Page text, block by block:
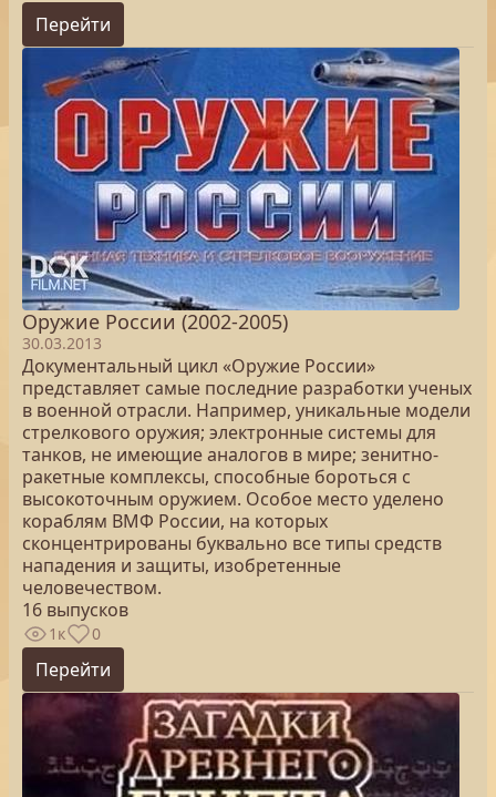
Перейти
Оружие России (2002-2005)
30.03.2013
Документальный цикл «Оружие России»
представляет самые последние разработки ученых
в военной отрасли. Например, уникальные модели
стрелкового оружия; электронные системы для
танков, не имеющие аналогов в мире; зенитно-
ракетные комплексы, способные бороться с
высокоточным оружием. Особое место уделено
кораблям ВМФ России, на которых
сконцентрированы буквально все типы средств
нападения и защиты, изобретенные
человечеством.
16 выпусков
1к 0
Перейти